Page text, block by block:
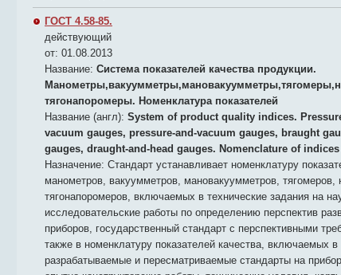
ГОСТ 4.58-85.
действующий
от: 01.08.2013
Название: Система показателей качества продукции.
тягонапоромеры. Номенклатура показателей
Название (англ): System of product quality indices.
vacuum gauges, pressure-and-vacuum gauges, braught
gauges, draught-and-head gauges. Nomenclature of indices
Назначение: Стандарт устанавливает номенклатуру
манометров, вакуумметров, мановакуумметров, тягомеров,
тягонапоромеров, включаемых в технические задания на
исследовательские работы по определению перспектив
приборов, государственный стандарт с перспективными
также в номенклатуру показателей качества, включаемых в
разрабатываемые и пересматриваемые стандарты на